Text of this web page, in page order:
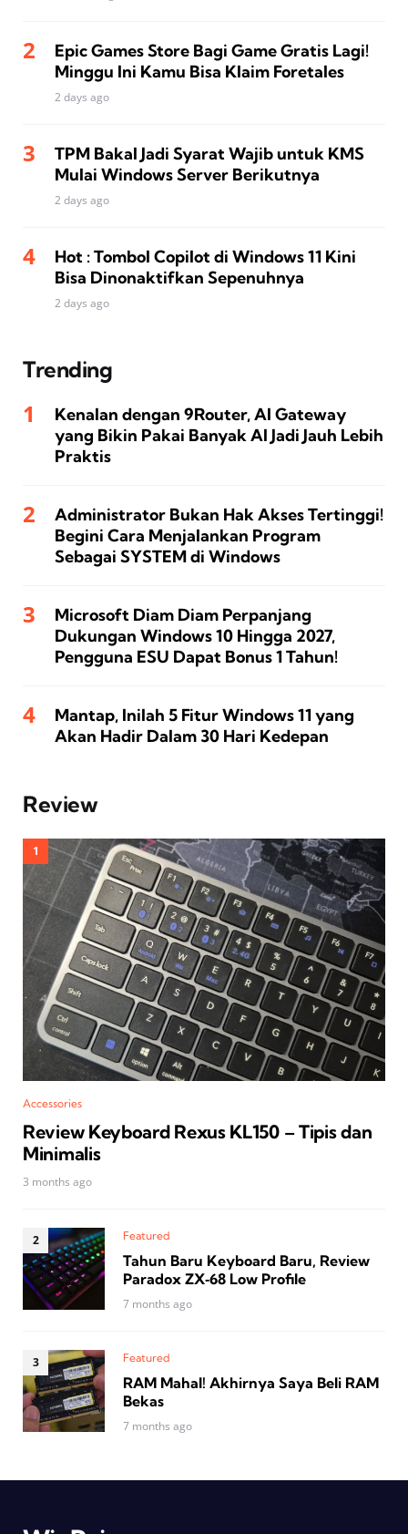
Epic Games Store Bagi Game Gratis Lagi!
Minggu Ini Kamu Bisa Klaim Foretales
2 days ago
TPM Bakal Jadi Syarat Wajib untuk KMS
Mulai Windows Server Berikutnya
2 days ago
Hot : Tombol Copilot di Windows 11 Kini
Bisa Dinonaktifkan Sepenuhnya
2 days ago
Trending
Kenalan dengan 9Router, AI Gateway
yang Bikin Pakai Banyak AI Jadi Jauh Lebih
Praktis
Administrator Bukan Hak Akses Tertinggi!
Begini Cara Menjalankan Program
Sebagai SYSTEM di Windows
Microsoft Diam Diam Perpanjang
Dukungan Windows 10 Hingga 2027,
Pengguna ESU Dapat Bonus 1 Tahun!
Mantap, Inilah 5 Fitur Windows 11 yang
Akan Hadir Dalam 30 Hari Kedepan
Review
Accessories
Review Keyboard Rexus KL150 – Tipis dan
Minimalis
3 months ago
Featured
Tahun Baru Keyboard Baru, Review
Paradox ZX‑68 Low Profile
7 months ago
Featured
RAM Mahal! Akhirnya Saya Beli RAM
Bekas
7 months ago